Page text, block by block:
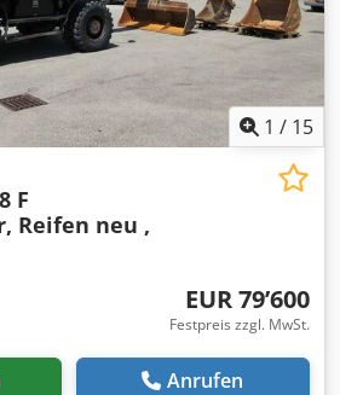
1 / 15
F
Reifen neu ,
EUR 79’600
Festpreis zzgl. MwSt.
Anrufen